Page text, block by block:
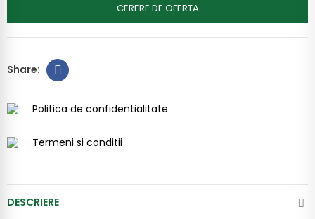
CERERE DE OFERTA
Politica de confidentialitate
Termeni si conditii
DESCRIERE